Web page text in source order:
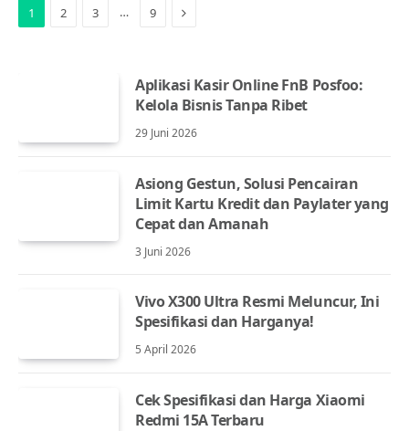
1 2 3 … 9 Next
Aplikasi Kasir Online FnB Posfoo:
Kelola Bisnis Tanpa Ribet
29 Juni 2026
Asiong Gestun, Solusi Pencairan
Limit Kartu Kredit dan Paylater yang
Cepat dan Amanah
3 Juni 2026
Vivo X300 Ultra Resmi Meluncur, Ini
Spesifikasi dan Harganya!
5 April 2026
Cek Spesifikasi dan Harga Xiaomi
Redmi 15A Terbaru